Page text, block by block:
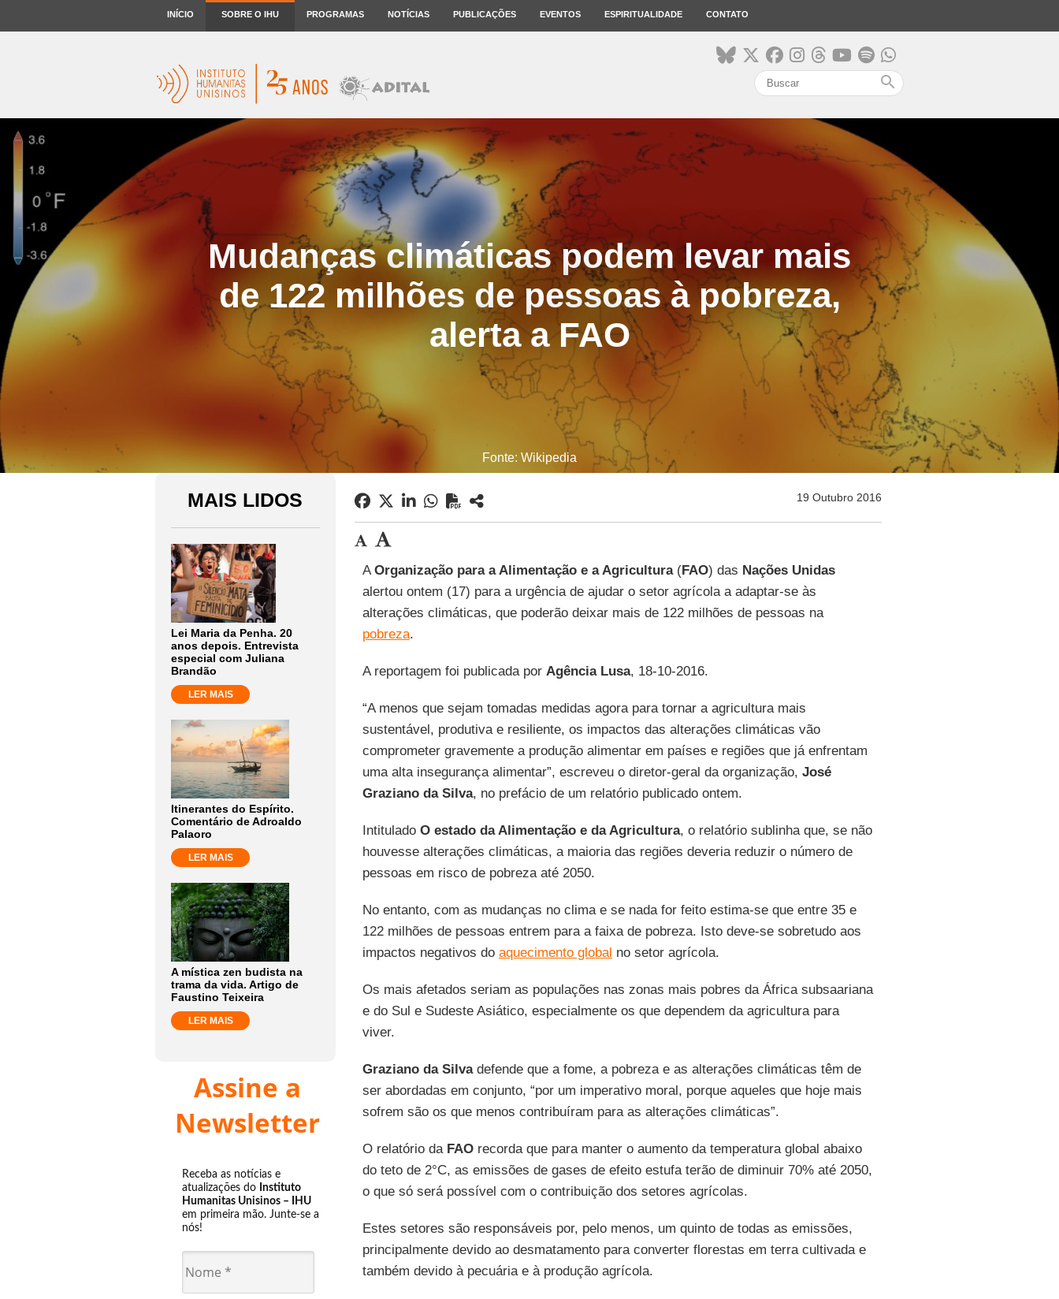
INÍCIO SOBRE O IHU PROGRAMAS NOTÍCIAS PUBLICAÇÕES EVENTOS ESPIRITUALIDADE CONTATO
search
Mudanças climáticas podem levar mais
de 122 milhões de pessoas à pobreza,
alerta a FAO
Fonte: Wikipedia
MAIS LIDOS
Lei Maria da Penha. 20
anos depois. Entrevista
especial com Juliana
Brandão
LER MAIS
Itinerantes do Espírito.
Comentário de Adroaldo
Palaoro
LER MAIS
A mística zen budista na
trama da vida. Artigo de
Faustino Teixeira
LER MAIS
Assine a
Newsletter
Receba as notícias e
atualizações do Instituto
Humanitas Unisinos – IHU
em primeira mão. Junte-se a
nós!
19 Outubro 2016
AOrganização para a Alimentação e a Agricultura(FAO) das Nações Unidas
alertou ontem (17) para a urgência de ajudar o setor agrícola a adaptar-se às
alterações climáticas, que poderão deixar mais de 122 milhões de pessoas na
pobreza.
A reportagem foi publicada por Agência Lusa, 18-10-2016.
“A menos que sejam tomadas medidas agora para tornar a agricultura mais
sustentável, produtiva e resiliente, os impactos das alterações climáticas vão
comprometer gravemente a produção alimentar em países e regiões que já enfrentam
uma alta insegurança alimentar”, escreveu o diretor-geral da organização, José
Graziano da Silva, no prefácio de um relatório publicado ontem.
Intitulado O estado da Alimentação e da Agricultura, o relatório sublinha que, se não
houvesse alterações climáticas, a maioria das regiões deveria reduzir o número de
pessoas em risco de pobreza até 2050.
No entanto, com as mudanças no clima e se nada for feito estima-se que entre 35 e
122 milhões de pessoas entrem para a faixa de pobreza. Isto deve-se sobretudo aos
impactos negativos do aquecimento global no setor agrícola.
Os mais afetados seriam as populações nas zonas mais pobres da África subsaariana
e do Sul e Sudeste Asiático, especialmente os que dependem da agricultura para
viver.
Graziano da Silvadefende que a fome, a pobreza e as alterações climáticas têm de
ser abordadas em conjunto, “por um imperativo moral, porque aqueles que hoje mais
sofrem são os que menos contribuíram para as alterações climáticas”.
O relatório da FAOrecorda que para manter o aumento da temperatura global abaixo
do teto de 2°C, as emissões de gases de efeito estufa terão de diminuir 70% até 2050,
o que só será possível com o contribuição dos setores agrícolas.
Estes setores são responsáveis por, pelo menos, um quinto de todas as emissões,
principalmente devido ao desmatamento para converter florestas em terra cultivada e
também devido à pecuária e à produção agrícola.